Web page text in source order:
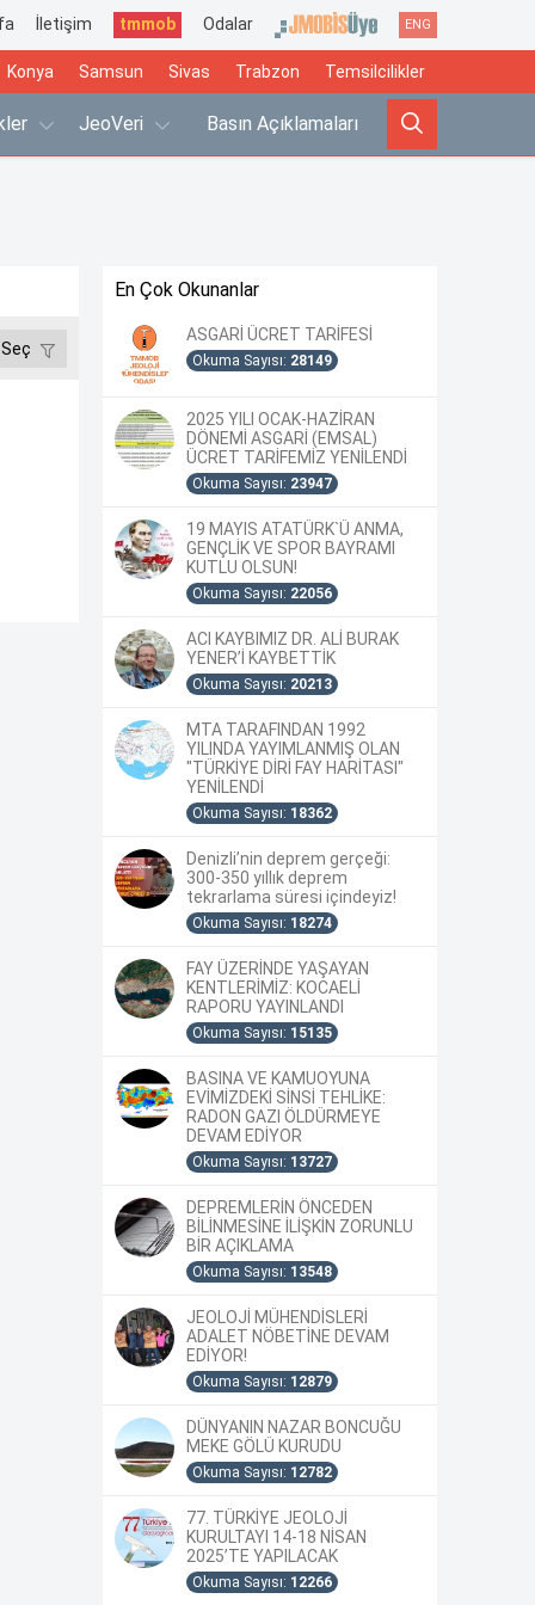
İletişim tmmob Odalar ENG
Konya Samsun Sivas Trabzon Temsilcilikler
Basın Açıklamaları
JeoVeri
En Çok Okunanlar
ASGARİ ÜCRET TARİFESİ
Okuma Sayısı: 28149
2025 YILI OCAK-HAZİRAN
DÖNEMİ ASGARİ (EMSAL)
ÜCRET TARİFEMİZ YENİLENDİ
Okuma Sayısı: 23947
19 MAYIS ATATÜRK`Ü ANMA,
GENÇLİK VE SPOR BAYRAMI
KUTLU OLSUN!
Okuma Sayısı: 22056
ACI KAYBIMIZ DR. ALİ BURAK
YENER’İ KAYBETTİK
Okuma Sayısı: 20213
MTA TARAFINDAN 1992
YILINDA YAYIMLANMIŞ OLAN
"TÜRKİYE DİRİ FAY HARİTASI"
YENİLENDİ
Okuma Sayısı: 18362
Denizli’nin deprem gerçeği:
300-350 yıllık deprem
tekrarlama süresi içindeyiz!
Okuma Sayısı: 18274
FAY ÜZERİNDE YAŞAYAN
KENTLERİMİZ: KOCAELİ
RAPORU YAYINLANDI
Okuma Sayısı: 15135
BASINA VE KAMUOYUNA
EVİMİZDEKİ SİNSİ TEHLİKE:
RADON GAZI ÖLDÜRMEYE
DEVAM EDİYOR
Okuma Sayısı: 13727
DEPREMLERİN ÖNCEDEN
BİLİNMESİNE İLİŞKİN ZORUNLU
BİR AÇIKLAMA
Okuma Sayısı: 13548
JEOLOJİ MÜHENDİSLERİ
ADALET NÖBETİNE DEVAM
EDİYOR!
Okuma Sayısı: 12879
DÜNYANIN NAZAR BONCUĞU
MEKE GÖLÜ KURUDU
Okuma Sayısı: 12782
77. TÜRKİYE JEOLOJİ
KURULTAYI 14-18 NİSAN
2025’TE YAPILACAK
Okuma Sayısı: 12266